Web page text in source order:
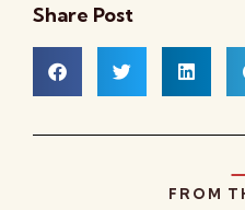
Share Post
FROM